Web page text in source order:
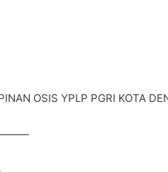
OSIS YPLP PGRI KOTA